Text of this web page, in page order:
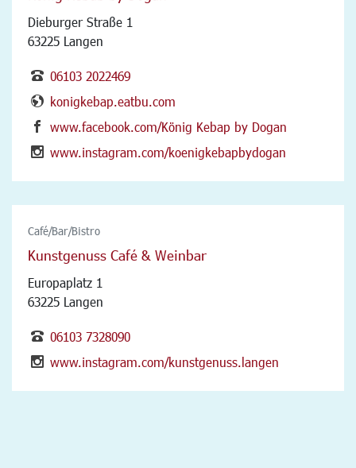
Dieburger Straße 1
63225 Langen
06103 2022469
konigkebap.eatbu.com
www.facebook.com/König Kebap by Dogan
www.instagram.com/koenigkebapbydogan
Café/Bar/Bistro
Kunstgenuss Café & Weinbar
Europaplatz 1
63225 Langen
06103 7328090
www.instagram.com/kunstgenuss.langen